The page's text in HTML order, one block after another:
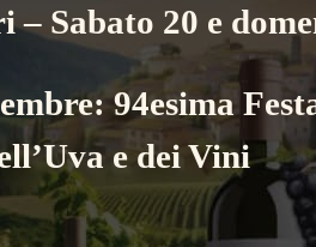
– Sabato 20 e
94esima
e dei Vini